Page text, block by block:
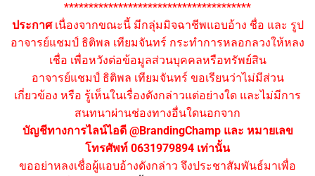
**************************************
ประกาศเนื่องจากขณะนี้ มีกลุ่มมิจฉาชีพแอบอ้าง ชื่อ และ รูป
อาจารย์แชมป์ ธิติพล เทียมจันทร์ กระทำการหลอกลวงให้หลง
เชื่อ เพื่อหวังต่อข้อมูลส่วนบุคคลหรือทรัพย์สิน
อาจารย์แชมป์ ธิติพล เทียมจันทร์ ขอเรียนว่าไม่มีส่วน
เกี่ยวข้อง หรือ รู้เห็นในเรื่องดังกล่าวแต่อย่างใด และไม่มีการ
สนทนาผ่านช่องทางอื่นใดนอกจาก
บัญชีทางการไลน์ไอดี @BrandingChamp และ หมายเลข
โทรศัพท์ 0631979894 เท่านั้น
ขออย่าหลงเชื่อผู้แอบอ้างดังกล่าว จึงประชาสัมพันธ์มาเพื่อ